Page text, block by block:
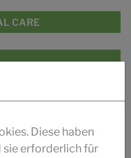
CARE
UND I&I
Diese haben
sie erforderlich für